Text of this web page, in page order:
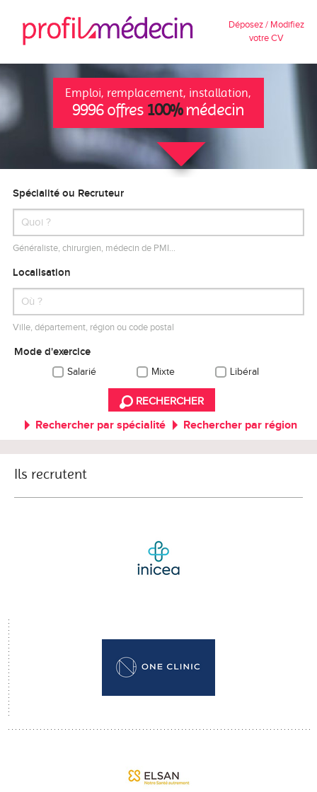
Déposez / Modifiez
votre CV
Emploi, remplacement, installation,
9996 offres 100%médecin
Spécialité ou Recruteur
Généraliste, chirurgien, médecin de PMI…
Localisation
Ville, département, région ou code postal
Mode d'exercice
Salarié Mixte Libéral
RECHERCHER
Rechercher par spécialité Rechercher par région
Ils recrutent